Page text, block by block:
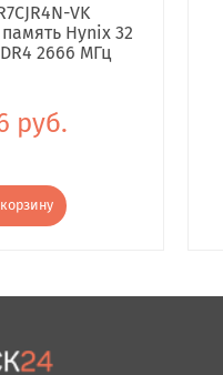
VK
Hynix 32
2666 МГц
руб.